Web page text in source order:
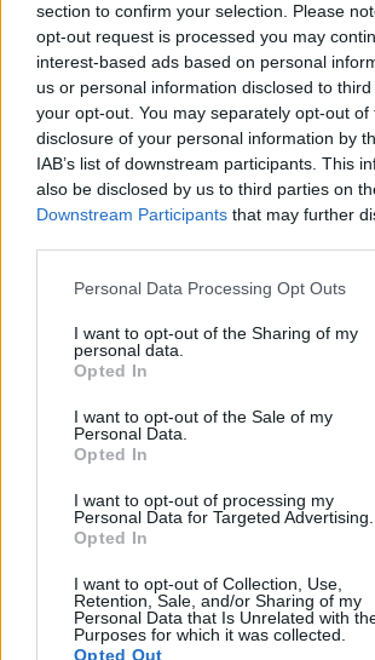
section to confirm your selection. Please
opt-out request is processed you may
interest-based ads based on personal
us or personal information disclosed to
your opt-out. You may separately opt-out of
disclosure of your personal information by
IAB’s list of downstream participants. This
also be disclosed by us to third parties on
Downstream Participants that may further
Please note that this website/app uses one
not limited to your visit or usage behaviour.
grant or deny consent to Google and its
use your data for below specified purposes
consent section.
Personal Data Processing Opt Outs
I want to opt-out of the Sharing of my
personal data.
Opted In
I want to opt-out of the Sale of my
Personal Data.
Opted In
I want to opt-out of processing my
Personal Data for Targeted Advertising.
Opted In
I want to opt-out of Collection, Use,
Retention, Sale, and/or Sharing of my
Personal Data that Is Unrelated with
Purposes for which it was collected.
Opted Out
κατεβατό ασκήσεων στις θετικές
τυφλή αποστήθιση στις θεωρητικές
Λυκείου, χωρίς γεφυρώματα με τη
το μέλλον, χωρίς καν συζήτηση, με
απαγορεύσεις χωρίς εξήγηση. Πόσο
εθελοτυφλούμε με όσα συμβαίνουν
καθόμαστε να δούμε τα αίτια. Γιατί δεν
βροντοφωνάζουμε αυτό που βιώνουμε;
των δύο 17χρονων